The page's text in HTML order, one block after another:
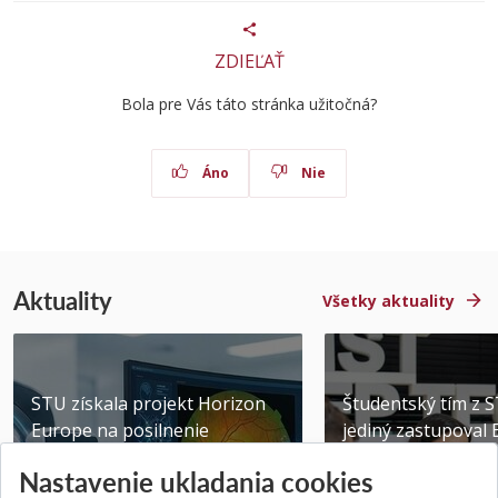
ZDIEĽAŤ
Bola pre Vás táto stránka užitočná?
Áno Nie
Aktuality Všetky aktuality
STU získala projekt Horizon
Europe na posilnenie
Publikované 31.07.2026
Študentský tím z
jediný zastupoval
Publikované
Nastavenie ukladania cookies